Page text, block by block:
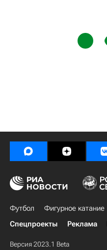
Футбол Фигурное катание
Спецпроекты
Реклама
Версия 2023.1 Beta